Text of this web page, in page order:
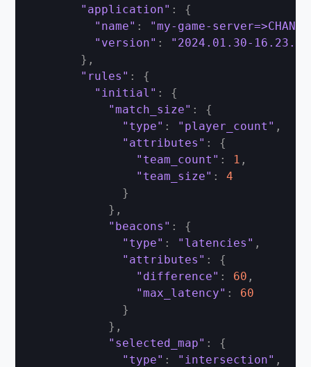
"application" :
{
"name" :
"my-game-
"version" :
"2024.01.30-16.23.00-
} ,
"rules" :
{
"initial" :
{
"match_size" :
{
"type" : "player_count" ,
"attributes" :
{
"team_count" : 1 ,
"team_size" :
4
}
} ,
"beacons" :
{
"type" : "latencies" ,
"attributes" :
{
"difference" : 60 ,
"max_latency" :
60
}
} ,
"selected_map" :
{
"type" : "intersection" ,